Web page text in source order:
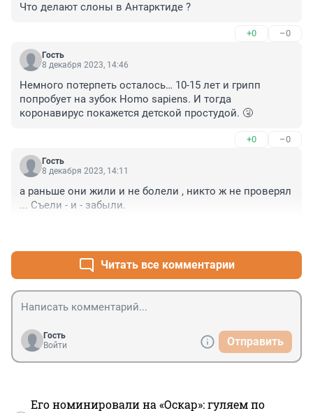
Что делают слоны в Антарктиде ?
+0 –0
Гость
8 декабря 2023, 14:46
Немного потерпеть осталось… 10-15 лет и грипп
попробует на зубок Homo sapiens. И тогда
коронавирус покажется детской простудой. 🤧
+0 –0
Гость
8 декабря 2023, 14:11
а раньше они жили и не болели , никто ж не проверял
... Съели - и - забыли.
Читать все комментарии
Гость
Войти
Отправить
Его номинировали на «Оскар»: гуляем по